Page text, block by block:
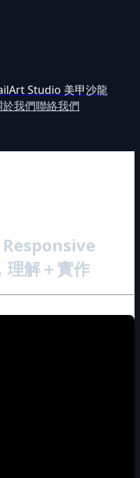
Studio 美甲沙龍
我們聯絡我們
Responsive
理解＋實作